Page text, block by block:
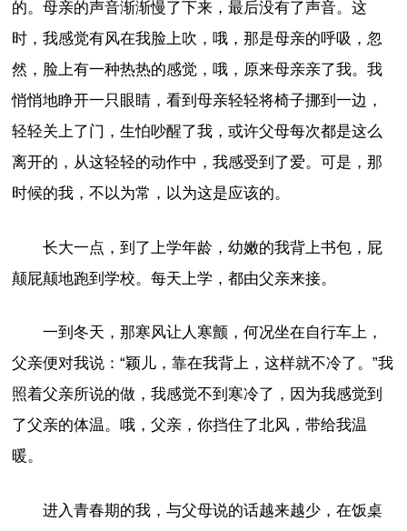
的。母亲的声音渐渐慢了下来，最后没有了声音。这
时，我感觉有风在我脸上吹，哦，那是母亲的呼吸，忽
然，脸上有一种热热的感觉，哦，原来母亲亲了我。我
悄悄地睁开一只眼睛，看到母亲轻轻将椅子挪到一边，
轻轻关上了门，生怕吵醒了我，或许父母每次都是这么
离开的，从这轻轻的动作中，我感受到了爱。可是，那
时候的我，不以为常，以为这是应该的。
长大一点，到了上学年龄，幼嫩的我背上书包，屁
颠屁颠地跑到学校。每天上学，都由父亲来接。
一到冬天，那寒风让人寒颤，何况坐在自行车上，
父亲便对我说：“颖儿，靠在我背上，这样就不冷了。”我
照着父亲所说的做，我感觉不到寒冷了，因为我感觉到
了父亲的体温。哦，父亲，你挡住了北风，带给我温
暖。
进入青春期的我，与父母说的话越来越少，在饭桌